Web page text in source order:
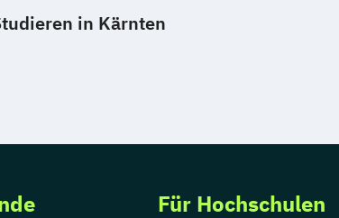
in Kärnten
Für Hochschulen